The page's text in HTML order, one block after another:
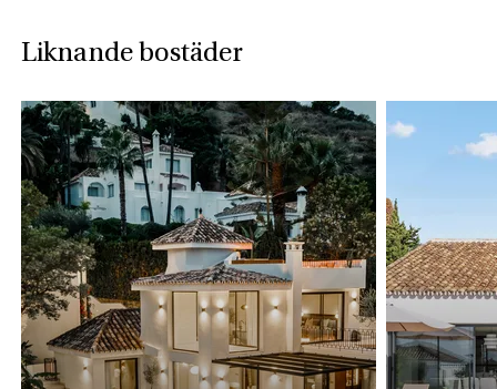
Liknande bostäder